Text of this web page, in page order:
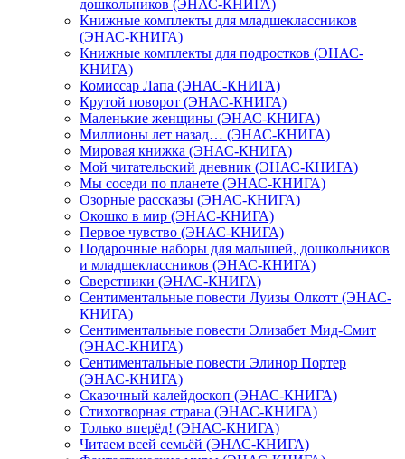
дошкольников (ЭНАС-КНИГА)
Книжные комплекты для младшеклассников
(ЭНАС-КНИГА)
Книжные комплекты для подростков (ЭНАС-
КНИГА)
Комиссар Лапа (ЭНАС-КНИГА)
Крутой поворот (ЭНАС-КНИГА)
Маленькие женщины (ЭНАС-КНИГА)
Миллионы лет назад… (ЭНАС-КНИГА)
Мировая книжка (ЭНАС-КНИГА)
Мой читательский дневник (ЭНАС-КНИГА)
Мы соседи по планете (ЭНАС-КНИГА)
Озорные рассказы (ЭНАС-КНИГА)
Окошко в мир (ЭНАС-КНИГА)
Первое чувство (ЭНАС-КНИГА)
Подарочные наборы для малышей, дошкольников
и младшеклассников (ЭНАС-КНИГА)
Сверстники (ЭНАС-КНИГА)
Сентиментальные повести Луизы Олкотт (ЭНАС-
КНИГА)
Сентиментальные повести Элизабет Мид-Смит
(ЭНАС-КНИГА)
Сентиментальные повести Элинор Портер
(ЭНАС-КНИГА)
Сказочный калейдоскоп (ЭНАС-КНИГА)
Стихотворная страна (ЭНАС-КНИГА)
Только вперёд! (ЭНАС-КНИГА)
Читаем всей семьёй (ЭНАС-КНИГА)